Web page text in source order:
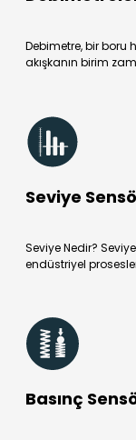
Debimetre, bir boru
akışkanın birim
Seviye
Seviye Nedir?
endüstriyel
Basınç